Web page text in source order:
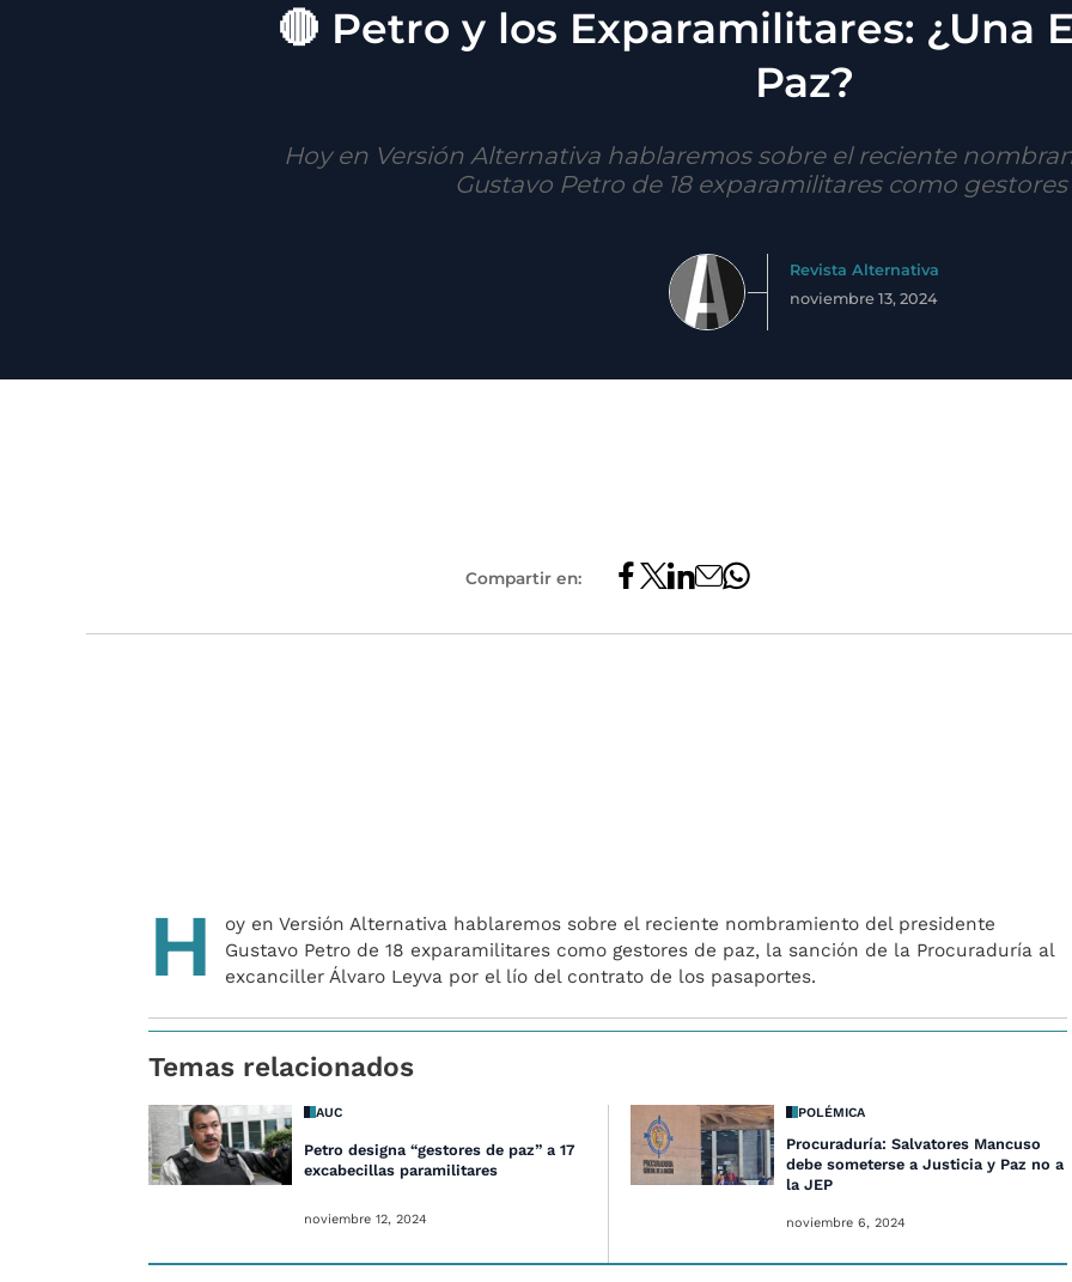
🔴 Petro y los Exparamilitares: ¿Una
Paz?
Hoy en Versión Alternativa hablaremos sobre el reciente
Gustavo Petro de 18 exparamilitares como
Revista Alternativa
noviembre 13, 2024
Compartir en:
H
oy en Versión Alternativa hablaremos sobre el reciente nombramiento del presidente
Gustavo Petro de 18 exparamilitares como gestores de paz, la sanción de la Procuraduría al
excanciller Álvaro Leyva por el lío del contrato de los pasaportes.
Temas relacionados
AUC
Petro designa “gestores de paz” a 17
excabecillas paramilitares
noviembre 12, 2024
POLÉMICA
Procuraduría: Salvatores Mancuso
debe someterse a Justicia y Paz no a
la JEP
noviembre 6, 2024